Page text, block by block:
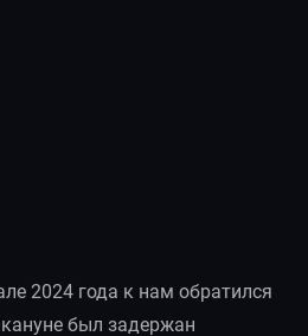
2024 года к нам обратился
был задержан